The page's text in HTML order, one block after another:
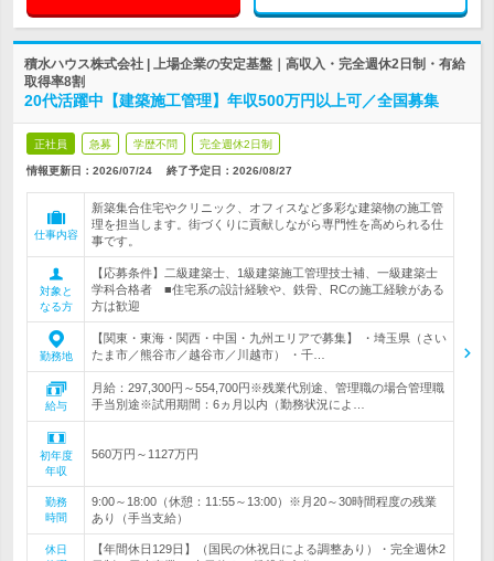
積水ハウス株式会社 | 上場企業の安定基盤｜高収入・完全週休2日制・有給
取得率8割
20代活躍中【建築施工管理】年収500万円以上可／全国募集
正社員 急募 学歴不問 完全週休2日制
情報更新日：2026/07/24 終了予定日： 2026/08/27
仕事内容
新築集合住宅やクリニック、オフィスなど多彩な建築物の施工管
理を担当します。街づくりに貢献しながら専門性を高められる仕
事です。
対象と
なる方
【応募条件】二級建築士、1級建築施工管理技士補、一級建築士
学科合格者 ■住宅系の設計経験や、鉄骨、RCの施工経験がある
方は歓迎
勤務地
【関東・東海・関西・中国・九州エリアで募集】 ・埼玉県（さい
たま市／熊谷市／越谷市／川越市） ・千…
給与
月給：297,300円～554,700円※残業代別途、管理職の場合管理職
手当別途※試用期間：6ヵ月以内（勤務状況によ…
初年度
年収
560万円～1127万円
勤務
時間
9:00～18:00（休憩：11:55～13:00）※月20～30時間程度の残業
あり（手当支給）
休日
【年間休日129日】（国民の休祝日による調整あり）・完全週休2